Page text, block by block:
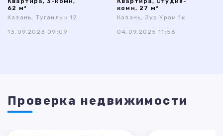
62 м²
Казань, Туганлык 12
13.09.2023 09:09
комн, 27 м²
Казань, Зур Урам 1к
04.09.2025 11:56
Проверка недвижимости